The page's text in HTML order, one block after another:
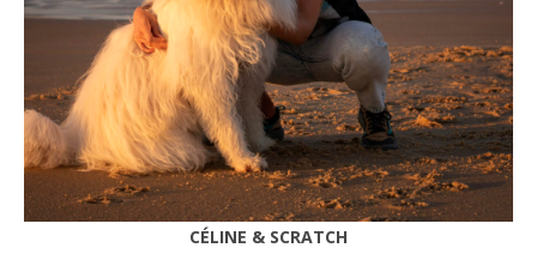
CÉLINE & SCRATCH